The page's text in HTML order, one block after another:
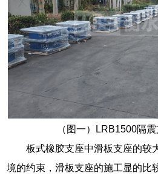
（图一）LRB1500隔
板式橡胶支座中滑板支座的较
境的约束，滑板支座的施工显的比